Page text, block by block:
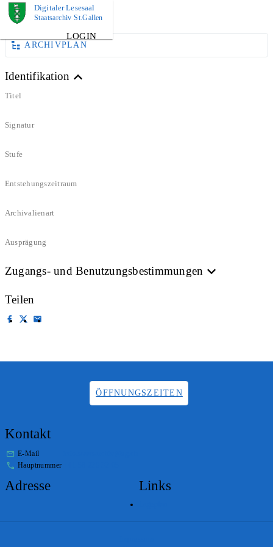
Digitaler Lesesaal
Staatsarchiv St.Gallen
LOGIN
DOKUMENT
ARCHIVPLAN
Identifikation
Titel
Signatur
Stufe
Entstehungszeitraum
Archivalienart
Ausprägung
Zugangs- und Benutzungsbestimmungen
Teilen
ÖFFNUNGSZEITEN
Kontakt
E-Mail
Hauptnummer
Adresse Links